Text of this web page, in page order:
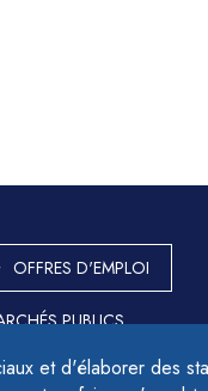
et d'élaborer des
OFFRES D'EMPLOI
PUBLICS